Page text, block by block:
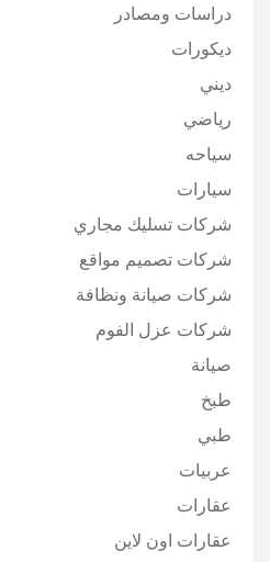
دراسات ومصادر
ديكورات
ديني
رياضي
سياحه
سيارات
شركات تسليك مجاري
شركات تصميم مواقع
شركات صيانة ونظافة
شركات عزل الفوم
صيانة
طبخ
طبي
عربيات
عقارات
عقارات اون لاين